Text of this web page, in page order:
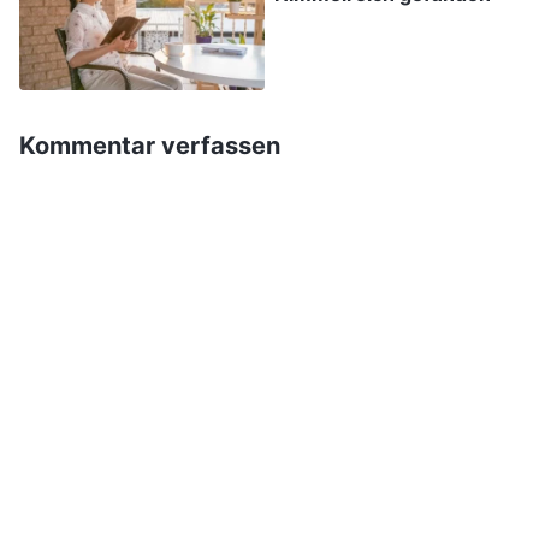
nicht, stimmte ich zu, an ihren Versammlungen
teilzunehmen.
Bei einer Versammlung hielt Schwester Liu von
Kommentar verfassen